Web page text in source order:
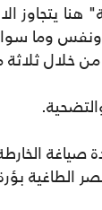
يتجاوز
(ونفس وما
خلال
الطاغية